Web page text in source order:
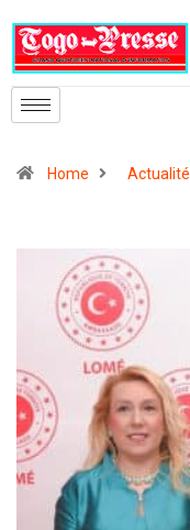
Home Actualité